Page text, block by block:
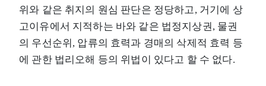
위와 같은 취지의 원심 판단은 정당하고, 거기에 상
고이유에서 지적하는 바와 같은 법정지상권, 물권
의 우선순위, 압류의 효력과 경매의 삭제적 효력 등
에 관한 법리오해 등의 위법이 있다고 할 수 없다.